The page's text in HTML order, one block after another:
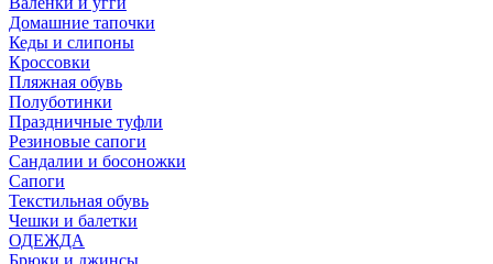
Домашние тапочки
Кеды и слипоны
Кроссовки
Пляжная обувь
Полуботинки
Праздничные туфли
Резиновые сапоги
Сандалии и босоножки
Сапоги
Текстильная обувь
Чешки и балетки
ОДЕЖДА
Брюки и джинсы